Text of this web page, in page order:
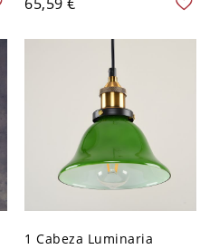
ancho y 1 bombilla en
verde
1 Cabeza Luminaria